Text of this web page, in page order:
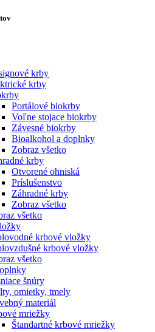
krby
krby
Portálové biokrby
Voľne stojace biokrby
Závesné biokrby
Bioalkohol a doplnky
Zobraz všetko
krby
Otvorené ohniská
Príslušenstvo
Záhradné krby
Zobraz všetko
všetko
krbové vložky
krbové vložky
všetko
šnúry
omietky, tmely
materiál
mriežky
Štandartné krbové mriežky